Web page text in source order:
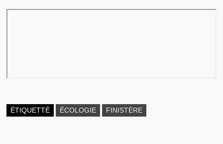
ÉTIQUETTÉ ÉCOLOGIE FINISTÈRE